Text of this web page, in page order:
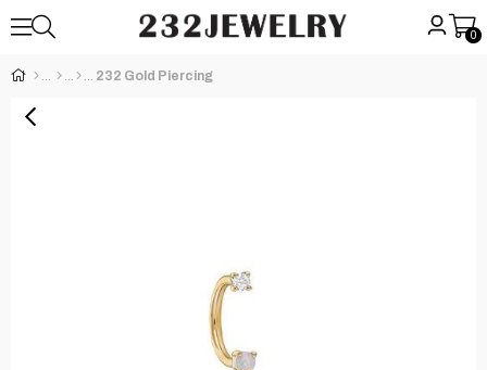
0
232 Gold Piercing